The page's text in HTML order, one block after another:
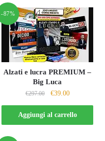
-87%
Alzati e lucra PREMIUM –
Big Luca
€297.00
Il
prezzo
originale
era:
€39.00Il
prezzo
attuale
è:
Aggiungi al carrello